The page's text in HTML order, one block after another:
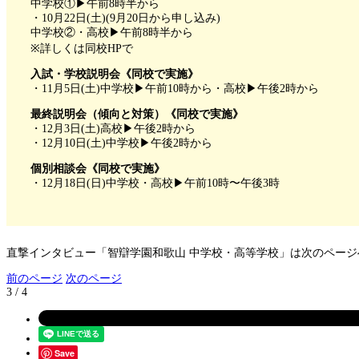
中学校①▶午前8時半から
・10月22日(土)(9月20日から申し込み)
中学校②・高校▶午前8時半から
※詳しくは同校HPで
入試・学校説明会《同校で実施》
・11月5日(土)中学校▶午前10時から・高校▶午後2時から
最終説明会（傾向と対策）《同校で実施》
・12月3日(土)高校▶午後2時から
・12月10日(土)中学校▶午後2時から
個別相談会《同校で実施》
・12月18日(日)中学校・高校▶午前10時〜午後3時
直撃インタビュー「智辯学園和歌山 中学校・高等学校」は次のペー
前のページ 次のページ
3 / 4
Save